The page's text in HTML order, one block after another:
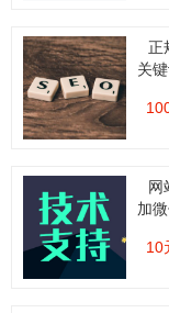
正
关
网
加
10